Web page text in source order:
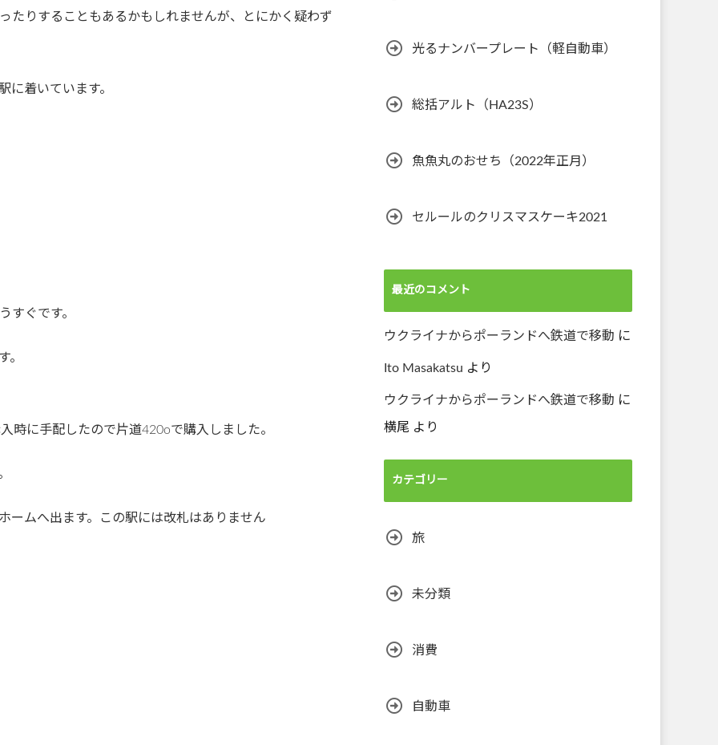
たりすることもあるかもしれませんが、とにかく疑わず
に着いています。
すぐです。
。
時に手配したので片道420оで購入しました。
ームへ出ます。この駅には改札はありません
光るナンバープレート（軽自動車）
総括アルト（HA23S）
魚魚丸のおせち（2022年正月）
セルールのクリスマスケーキ2021
最近のコメント
ウクライナからポーランドへ鉄道で移動 に
Ito Masakatsu より
ウクライナからポーランドへ鉄道で移動 に
横尾 より
カテゴリー
旅
未分類
消費
自動車